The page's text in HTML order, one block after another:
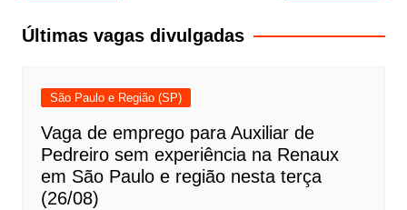
Post
Últimas vagas divulgadas
São Paulo e Região (SP)
Vaga de emprego para Auxiliar de
Pedreiro sem experiência na Renaux
em São Paulo e região nesta terça
(26/08)